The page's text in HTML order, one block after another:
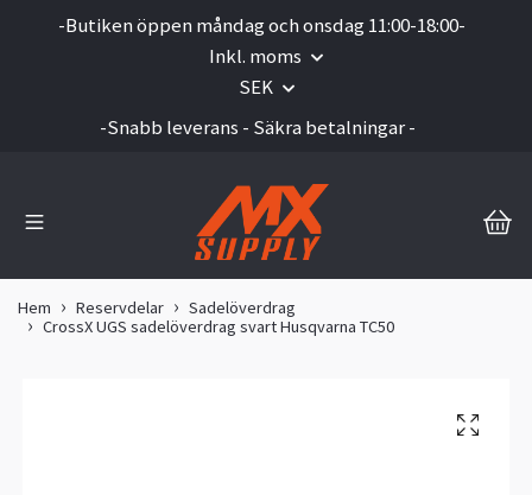
-Butiken öppen måndag och onsdag 11:00-18:00-
Inkl. moms
SEK
-Snabb leverans - Säkra betalningar -
Hem Reservdelar
Sadelöverdrag
CrossX UGS sadelöverdrag svart Husqvarna TC50